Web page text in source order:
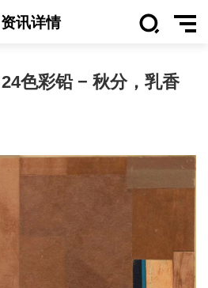
资讯详情
色彩铅 − 秋分，乳香